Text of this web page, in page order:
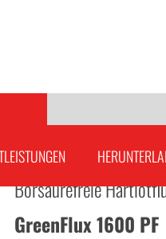
kg
Borsäurefreie
GreenFlux 1600 PF